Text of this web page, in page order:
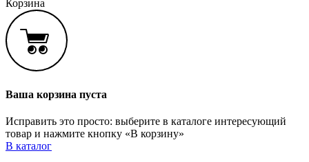
Корзина
Ваша корзина пуста
Исправить это просто: выберите в каталоге интересующий
товар и нажмите кнопку «В корзину»
В каталог